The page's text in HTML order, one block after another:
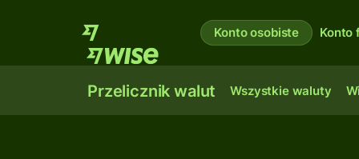
Konto osobiste Konto
Przelicznik walut Wszystkie waluty